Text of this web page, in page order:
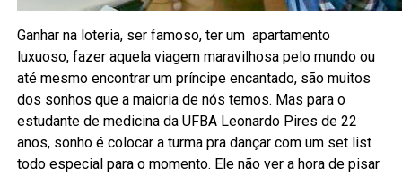
Ganhar na loteria, ser famoso, ter um apartamento
luxuoso, fazer aquela viagem maravilhosa pelo mundo ou
até mesmo encontrar um príncipe encantado, são muitos
dos sonhos que a maioria de nós temos. Mas para o
estudante de medicina da UFBA Leonardo Pires de 22
anos, sonho é colocar a turma pra dançar com um set list
todo especial para o momento. Ele não ver a hora de pisar